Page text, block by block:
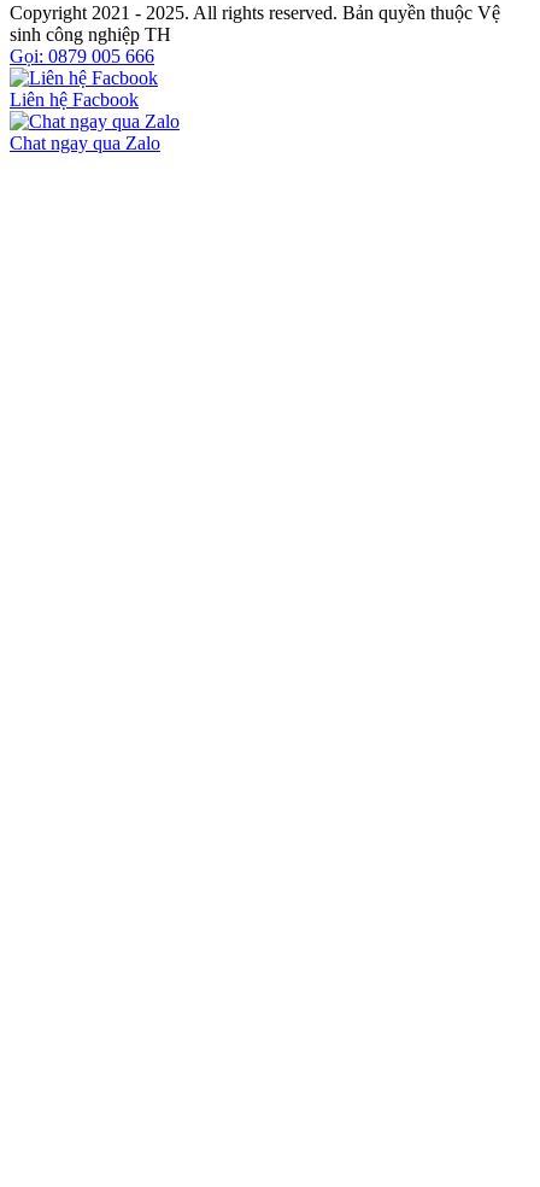
Copyright 2021 - 2025. All rights reserved. Bản quyền thuộc Vệ
sinh công nghiệp TH
Gọi: 0879 005 666
Liên hệ Facbook
Chat ngay qua Zalo